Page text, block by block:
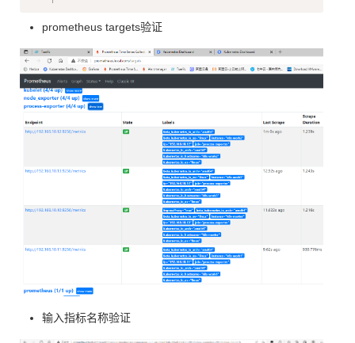
prometheus targets验证
输入指标名称验证